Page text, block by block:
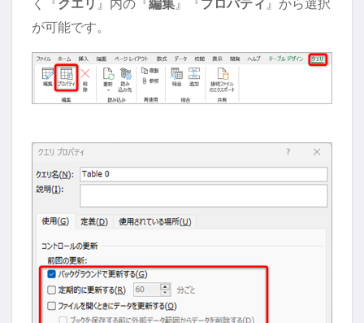
く『クエリ 』内の『編集 』『プロパティ 』から選択
が可能です。